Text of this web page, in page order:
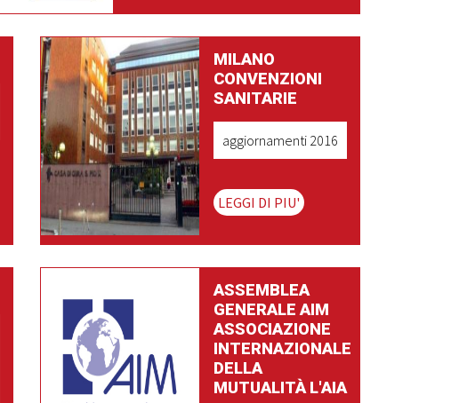
MILANO
CONVENZIONI
SANITARIE
aggiornamenti 2016
LEGGI DI PIU'
ASSEMBLEA
GENERALE AIM
ASSOCIAZIONE
INTERNAZIONALE
DELLA
MUTUALITÀ L'AIA